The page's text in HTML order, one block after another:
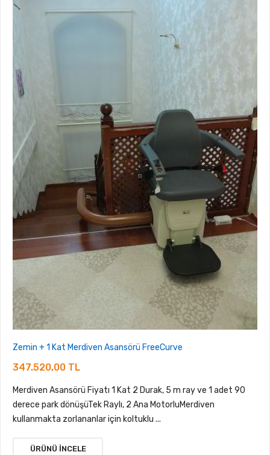
Zemin + 1 Kat Merdiven Asansörü FreeCurve
347.520,00 TL
Merdiven Asansörü Fiyatı 1 Kat 2 Durak, 5 m ray ve 1 adet 90
derece park dönüşüTek Raylı, 2 Ana MotorluMerdiven
kullanmakta zorlananlar için koltuklu ...
ÜRÜNÜ İNCELE